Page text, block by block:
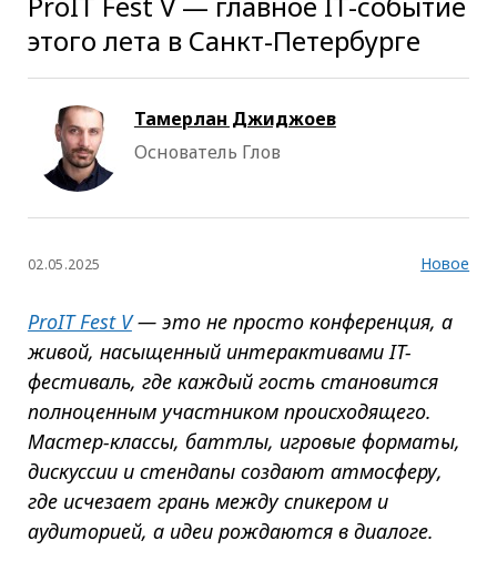
этого лета в Санкт-Петербурге
Тамерлан Джиджоев
Основатель Глов
02.05.2025 Новое
ProIT Fest V— это не просто конференция, а
живой, насыщенный интерактивами IT-
фестиваль, где каждый гость становится
полноценным участником происходящего.
Мастер-классы, баттлы, игровые форматы,
дискуссии и стендапы создают атмосферу,
где исчезает грань между спикером и
аудиторией, а идеи рождаются в диалоге.